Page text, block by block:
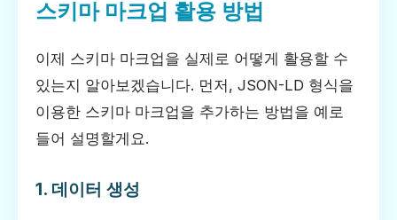
스키마 마크업 활용 방법
이제 스키마 마크업을 실제로 어떻게 활용할 수
있는지 알아보겠습니다. 먼저, JSON-LD 형식을
이용한 스키마 마크업을 추가하는 방법을 예로
들어 설명할게요.
1. 데이터 생성